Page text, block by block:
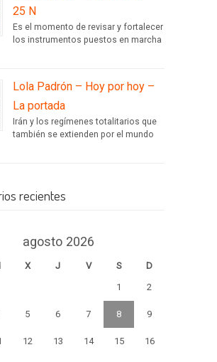
25 N
Es el momento de revisar y fortalecer
los instrumentos puestos en marcha
Lola Padrón – Hoy por hoy –
La portada
Irán y los regímenes totalitarios que
también se extienden por el mundo
recientes
agosto 2026
X J V S
D
1
2
5 6 7 8 9
12 13 14 15 16